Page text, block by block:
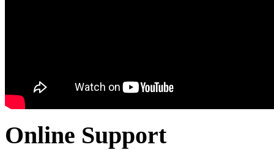
Online Support